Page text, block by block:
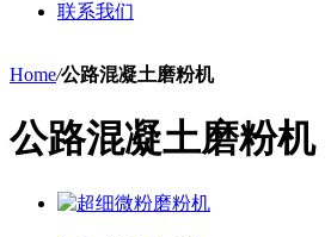
联系我们
Home/公路混凝土磨粉机
公路混凝土磨粉机